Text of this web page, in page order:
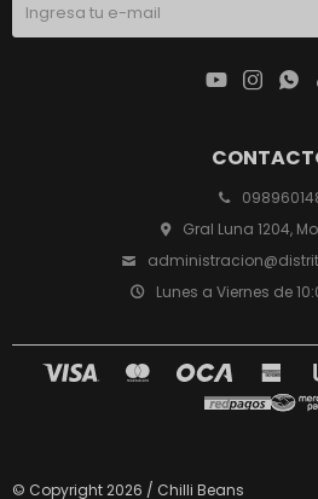
Gral Luna 1204,
Lunes a Viernes de
  
© Copyright 2026 / Chilli Beans